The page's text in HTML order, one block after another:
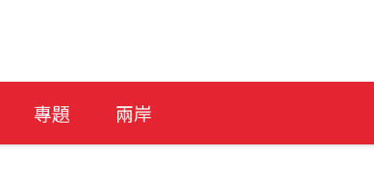
專題 兩岸